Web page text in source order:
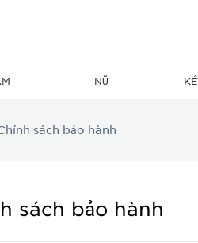
NỮ
sách bảo hành
sách bảo hành